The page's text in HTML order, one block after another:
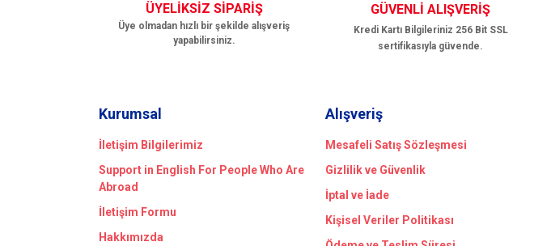
ÜYELİKSİZ SİPARİŞ
Üye olmadan hızlı bir şekilde alışveriş
yapabilirsiniz.
GÜVENLİ ALIŞVERİŞ
Kredi Kartı Bilgileriniz 256 Bit SSL
sertifikasıyla güvende.
Kurumsal
İletişim Bilgilerimiz
Support in English For People Who Are
Abroad
İletişim Formu
Hakkımızda
Alışveriş
Mesafeli Satış Sözleşmesi
Gizlilik ve Güvenlik
İptal ve İade
Kişisel Veriler Politikası